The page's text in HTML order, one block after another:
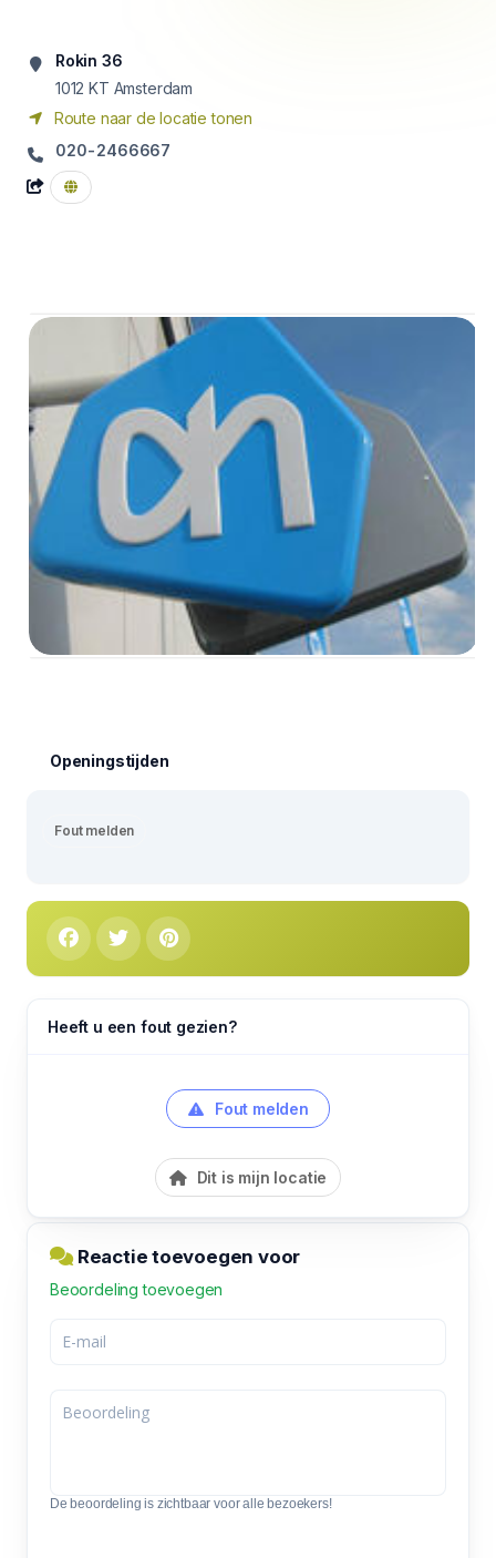
Rokin 36
1012 KT Amsterdam
Route naar de locatie tonen
020-2466667
Openingstijden
Fout melden
Heeft u een fout gezien?
Fout melden
Dit is mijn locatie
Reactie toevoegen voor
Beoordeling toevoegen
De beoordeling is zichtbaar voor alle bezoekers!